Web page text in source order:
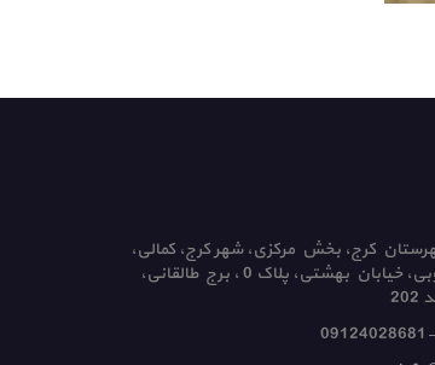
کرج، بخش مرکزی، شهر کرج، کمالی،
بلوار طالقانی جنوبی، خیابان بهشتی، پلاک 0 ، برج طالقانی،